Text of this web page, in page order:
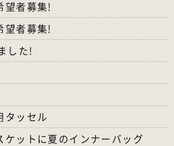
者募集!
者募集!
した!
タッセル
ットに夏のインナーバッグ